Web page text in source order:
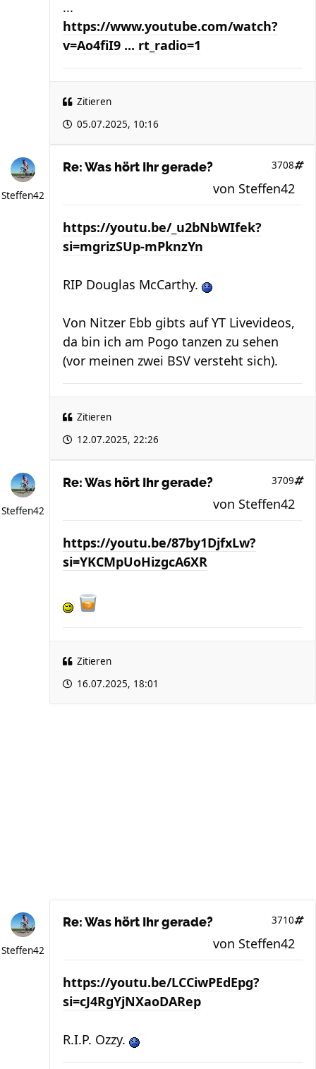
...
https://www.youtube.com/watch?
v=Ao4fiI9 ... rt_radio=1
Zitieren
05.07.2025, 10:16
Steffen42
Re: Was hört Ihr gerade? 3708
von Steffen42
https://youtu.be/_u2bNbWIfek?
si=mgrizSUp-mPknzYn
RIP Douglas McCarthy.
Von Nitzer Ebb gibts auf YT Livevideos,
da bin ich am Pogo tanzen zu sehen
(vor meinen zwei BSV versteht sich).
Zitieren
12.07.2025, 22:26
Steffen42
Re: Was hört Ihr gerade? 3709
von Steffen42
https://youtu.be/87by1DjfxLw?
si=YKCMpUoHizgcA6XR
Zitieren
16.07.2025, 18:01
Steffen42
Re: Was hört Ihr gerade? 3710
von Steffen42
https://youtu.be/LCCiwPEdEpg?
si=cJ4RgYjNXaoDARep
R.I.P. Ozzy.